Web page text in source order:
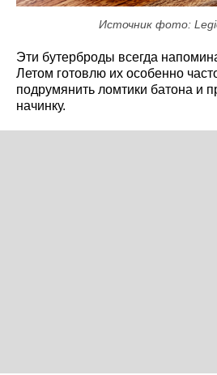
Источник фото:
Эти бутерброды всегда
Летом готовлю их особенно
подрумянить ломтики батона и
начинку.